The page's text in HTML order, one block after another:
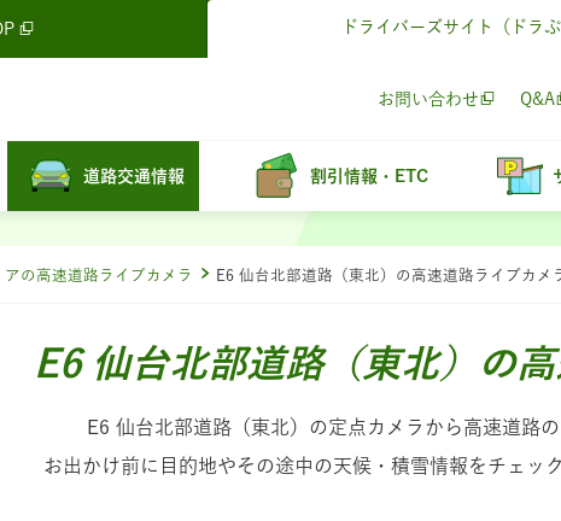
ドライバーズサイト （ドラ
お問い合わせ Q&A
道路交通情報 割引情報・ETC
の高速道路ライブカメラ E6 仙台北部道路（東北）の高速道路ライブカメ
E6 仙台北部道路（東北）の
E6 仙台北部道路（東北）の定点カメラから高速道路
お出かけ前に目的地やその途中の天候・積雪情報をチェッ